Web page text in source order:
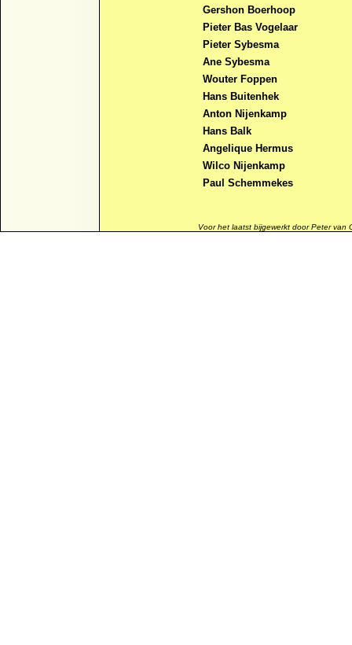
Gershon Boerhoop
Pieter Bas Vogelaar
Pieter Sybesma
Ane Sybesma
Wouter Foppen
Hans Buitenhek
Anton Nijenkamp
Hans Balk
Angelique Hermus
Wilco Nijenkamp
Paul Schemmekes
Voor het laatst bijgewerkt door Peter van